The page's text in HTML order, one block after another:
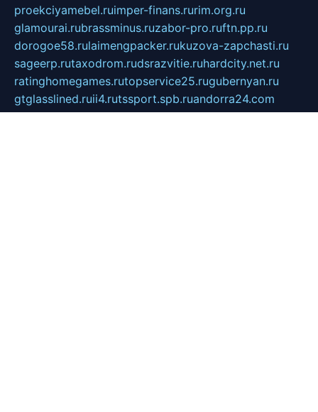
proekciyamebel.ruimper-finans.rurim.org.ru
glamourai.rubrassminus.ruzabor-pro.ruftn.pp.ru
dorogoe58.rulaimengpacker.rukuzova-zapchasti.ru
sageerp.rutaxodrom.rudsrazvitie.ruhardcity.net.ru
ratinghomegames.rutopservice25.rugubernyan.ru
gtglasslined.ruii4.rutssport.spb.ruandorra24.com
blackwallstreet.ruoboimos.ruoptim-doors.com.ru